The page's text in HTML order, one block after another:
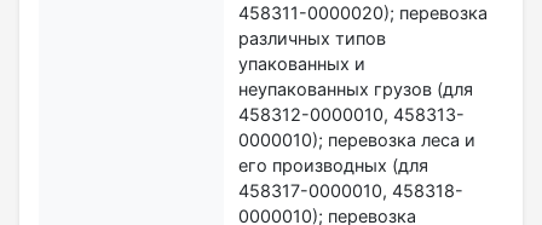
458311-0000020); перевозка
различных типов
упакованных и
неупакованных грузов (для
458312-0000010, 458313-
0000010); перевозка леса и
его производных (для
458317-0000010, 458318-
0000010); перевозка